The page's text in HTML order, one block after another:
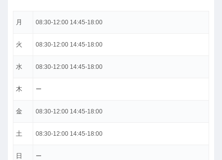
月 08:30-12:00 14:45-18:00
火 08:30-12:00 14:45-18:00
水 08:30-12:00 14:45-18:00
木 ー
金 08:30-12:00 14:45-18:00
土 08:30-12:00 14:45-18:00
日 ー